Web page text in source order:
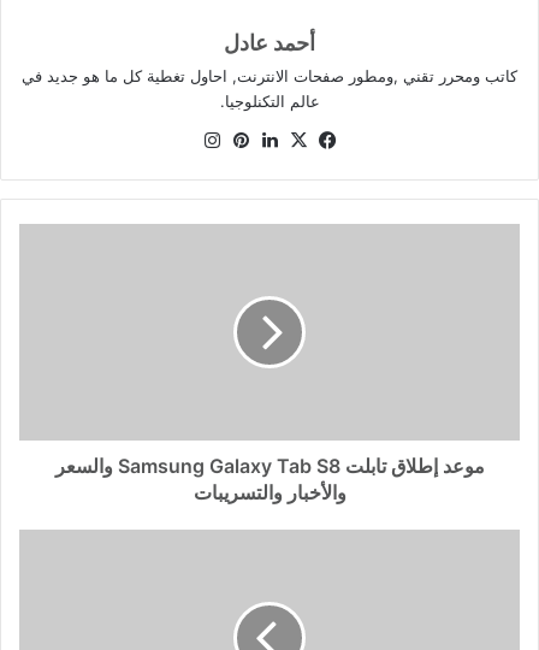
أحمد عادل
كاتب ومحرر تقني ,ومطور صفحات الانترنت, احاول تغطية كل ما هو جديد في
عالم التكنلوجيا.
فيسبوك
X لينكدإنبينتيريست
موعد إطلاق تابلت Samsung Galaxy Tab S8 والسعر
والأخبار والتسريبات